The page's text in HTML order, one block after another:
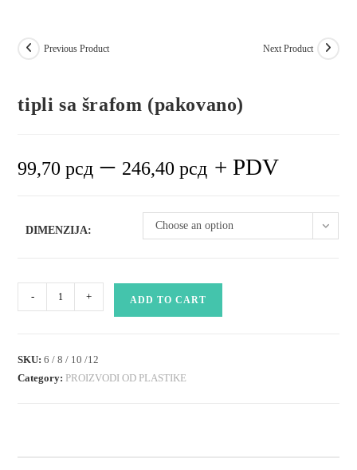
Previous Product Next Product
tipli sa šrafom (pakovano)
99,70рсд – 246,40рсд + PDV
DIMENZIJA: Choose an option
sa
quantity
- + ADD TO CART
SKU:6 / 8 / 10 /12
Category: PROIZVODI OD PLASTIKE